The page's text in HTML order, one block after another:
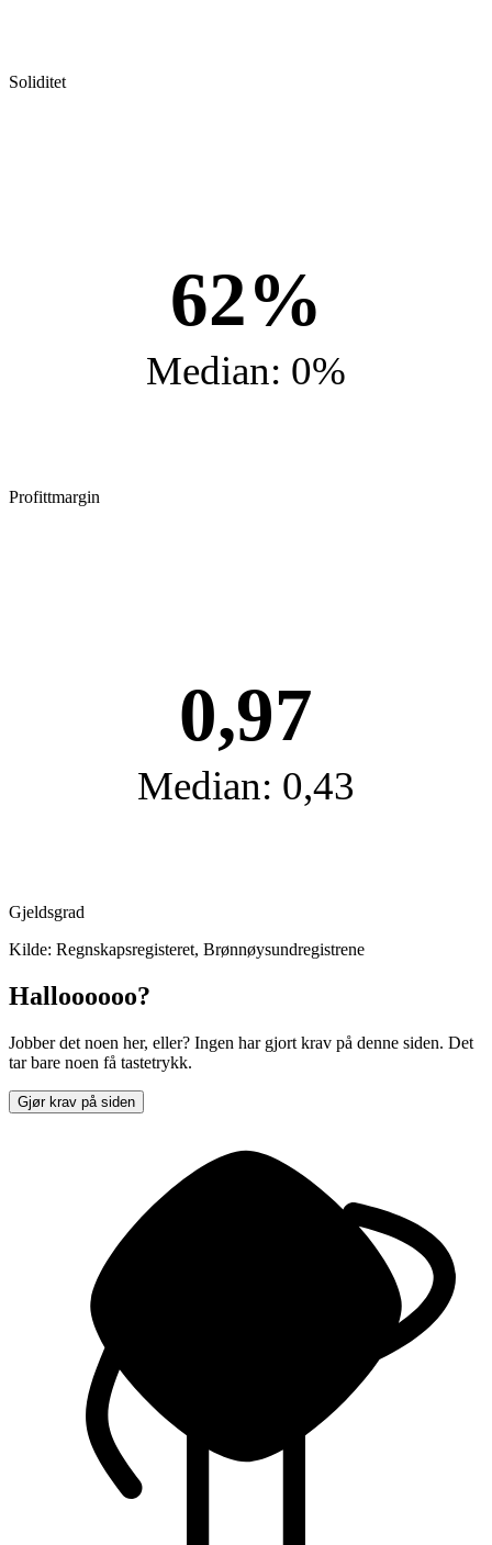
Soliditet
62%
Median: 0%
Profittmargin
0,97
Median: 0,43
Gjeldsgrad
Kilde: Regnskapsregisteret, Brønnøysundregistrene
Halloooooo?
Jobber det noen her, eller? Ingen har gjort krav på denne siden. Det
tar bare noen få tastetrykk.
Gjør krav på siden